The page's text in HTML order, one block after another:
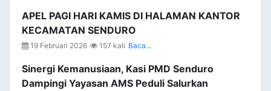
APEL PAGI HARI KAMIS DI HALAMAN KANTOR
KECAMATAN SENDURO
19 Februari 2026 157 kali Baca...
Sinergi Kemanusiaan, Kasi PMD Senduro
Dampingi Yayasan AMS Peduli Salurkan